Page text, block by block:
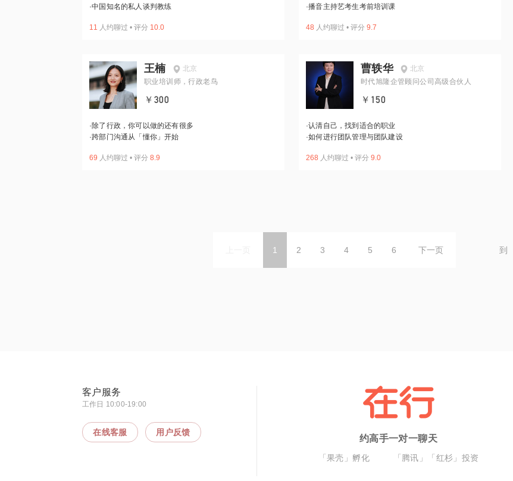
·中国知名的私人谈判教练
11 人约聊过 • 评分 10.0
·播音主持艺考生考前培训课
48 人约聊过 • 评分 9.7
王楠
北京
职业培训师，行政老鸟
￥300
·除了行政，你可以做的还有很多
·跨部门沟通从「懂你」开始
69 人约聊过 • 评分 8.9
曹轶华
北京
时代旭隆企管顾问公司高级合伙人
￥150
·认清自己，找到适合的职业
·如何进行团队管理与团队建设
268 人约聊过 • 评分 9.0
1 2 3 4 5 6 下一页 到
客户服务
工作日 10:00-19:00
在线客服 用户反馈
约高手一对一聊天
「果壳」孵化 「腾讯」「红杉」投资